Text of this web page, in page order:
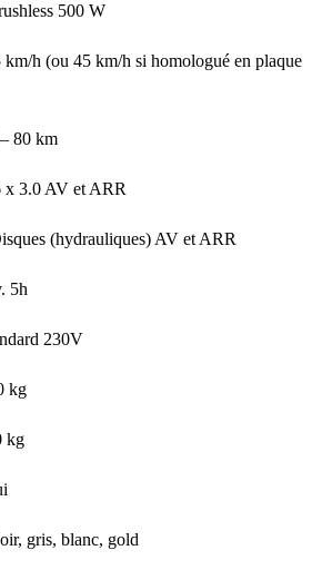
500 W
45 km/h si homologué en plaque
km
et ARR
AV et ARR
5h
230V
blanc, gold